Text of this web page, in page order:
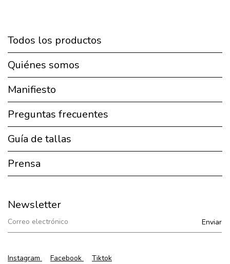
Todos los productos
Quiénes somos
Manifiesto
Preguntas frecuentes
Guía de tallas
Prensa
Newsletter
Instagram Facebook Tiktok